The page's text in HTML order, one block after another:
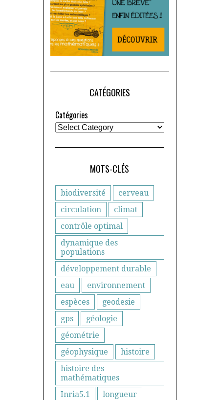
CATÉGORIES
Catégories
MOTS-CLÉS
biodiversité
cerveau
circulation
climat
contrôle optimal
dynamique des
populations
développement durable
eau
environnement
espèces
geodesie
gps
géologie
géométrie
géophysique
histoire
histoire des
mathématiques
Inria5.1
longueur